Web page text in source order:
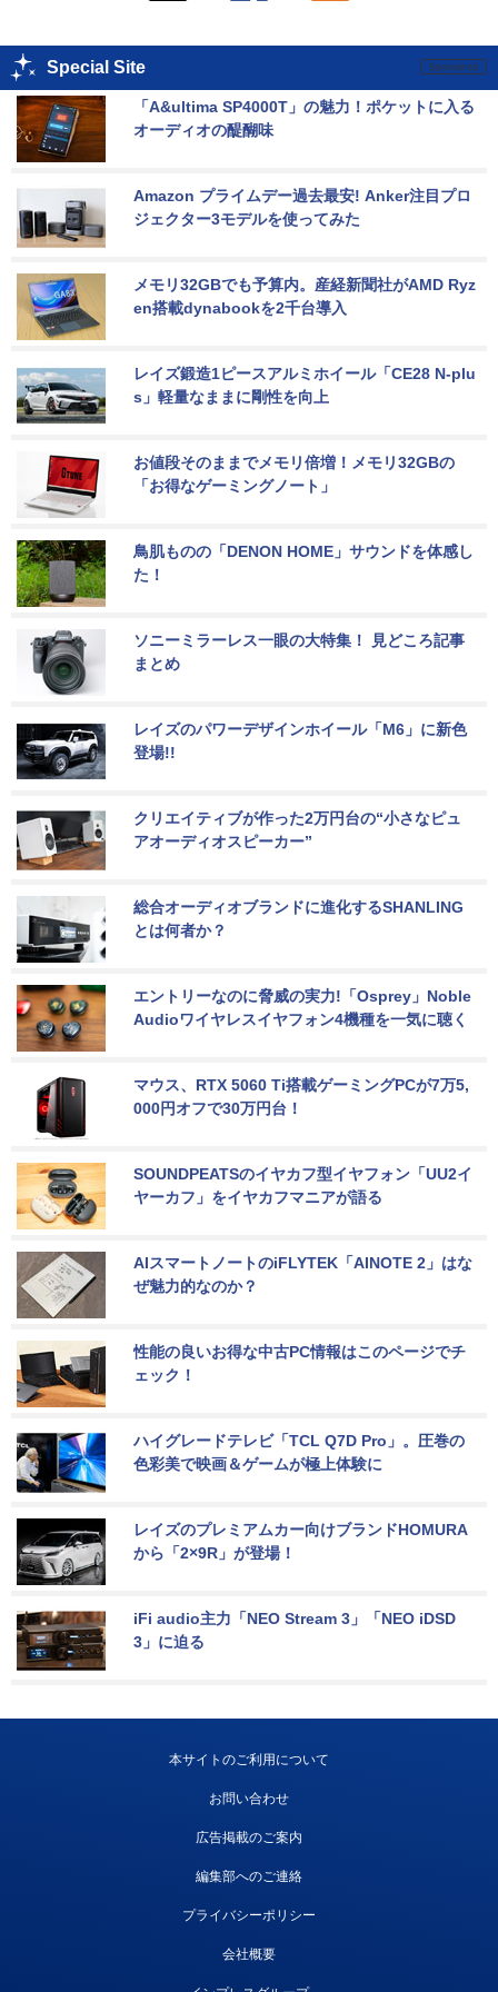
Special Site
「A&ultima SP4000T」の魅力！ポケットに入る
オーディオの醍醐味
Amazon プライムデー過去最安! Anker注目プロ
ジェクター3モデルを使ってみた
メモリ32GBでも予算内。産経新聞社がAMD Ryz
en搭載dynabookを2千台導入
レイズ鍛造1ピースアルミホイール「CE28 N-plu
s」軽量なままに剛性を向上
お値段そのままでメモリ倍増！メモリ32GBの
「お得なゲーミングノート」
鳥肌ものの「DENON HOME」サウンドを体感し
た！
ソニーミラーレス一眼の大特集！ 見どころ記事
まとめ
レイズのパワーデザインホイール「M6」に新色
登場!!
クリエイティブが作った2万円台の“小さなピュ
アオーディオスピーカー”
総合オーディオブランドに進化するSHANLING
とは何者か？
エントリーなのに脅威の実力!「Osprey」Noble
Audioワイヤレスイヤフォン4機種を一気に聴く
マウス、RTX 5060 Ti搭載ゲーミングPCが7万5,
000円オフで30万円台！
SOUNDPEATSのイヤカフ型イヤフォン「UU2イ
ヤーカフ」をイヤカフマニアが語る
AIスマートノートのiFLYTEK「AINOTE 2」はな
ぜ魅力的なのか？
性能の良いお得な中古PC情報はこのページでチ
ェック！
ハイグレードテレビ「TCL Q7D Pro」。圧巻の
色彩美で映画＆ゲームが極上体験に
レイズのプレミアムカー向けブランドHOMURA
から「2×9R」が登場！
iFi audio主力「NEO Stream 3」「NEO iDSD
3」に迫る
本サイトのご利用について
お問い合わせ
広告掲載のご案内
編集部へのご連絡
プライバシーポリシー
会社概要